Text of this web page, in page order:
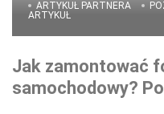
ARTYKUŁ PARTNERA
ARTYKUŁ
Jak zamontować
samochodowy?